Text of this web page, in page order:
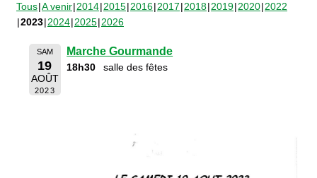
Tous A venir 2014 2015 2016 2017 2018 2019 2020 2022
2023 2024 2025 2026
SAM
19
AOÛT
2023
Marche Gourmande
18h30 salle des fêtes